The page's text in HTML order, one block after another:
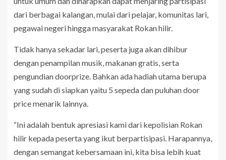
dari berbagai kalangan, mulai dari pelajar, komunitas lari,
pegawai negeri hingga masyarakat Rokan hilir.
Tidak hanya sekadar lari, peserta juga akan dihibur
dengan penampilan musik, makanan gratis, serta
pengundian doorprize. Bahkan ada hadiah utama berupa
yang sudah di siapkan yaitu 5 sepeda dan puluhan door
price menarik lainnya.
“Ini adalah bentuk apresiasi kami dari kepolisian Rokan
hilir kepada peserta yang ikut berpartisipasi. Harapannya,
dengan semangat kebersamaan ini, kita bisa lebih kuat